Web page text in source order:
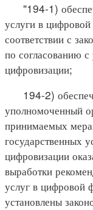
"194-1)
услуги в
соответствии с
по согласованию
цифровизации;
194-2)
уполномоченный
принимаемых
государственных
цифровизации
выработки
услуг в цифровой
установлены